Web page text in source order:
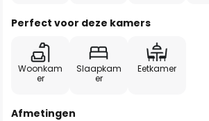
Perfect voor deze kamers
Woonkam
er
Slaapkam
er
Eetkamer
Afmetingen